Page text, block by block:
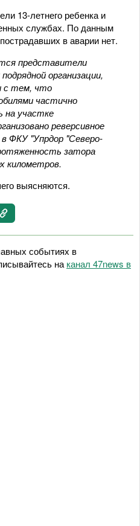
13-летнего ребенка и
службах. По данным
в аварии нет.
представители
организации,
с тем, что
частично
на участке
реверсивное
ФКУ "Упрдор "Северо-
затора
километров.
выясняются.
событиях в
на канал 47news в